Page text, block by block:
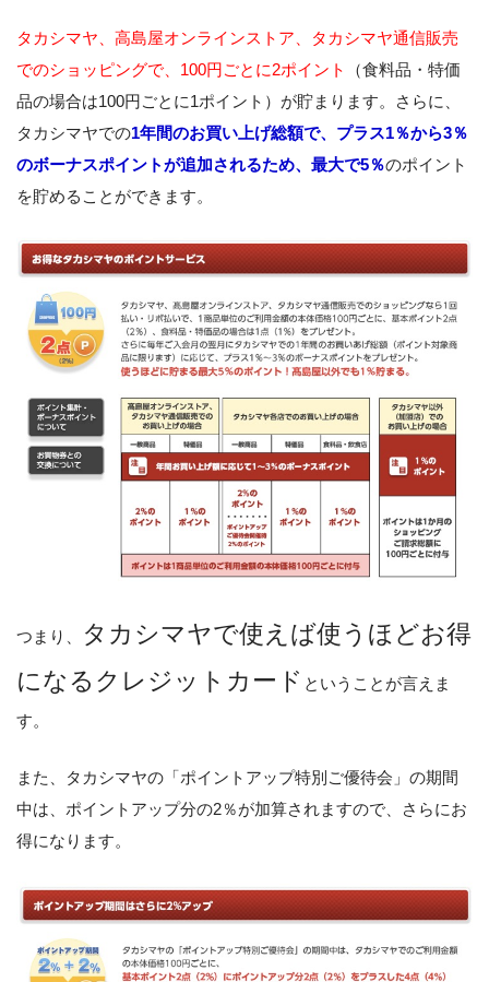
タカシマヤ、高島屋オンラインストア、タカシマヤ通信販売
でのショッピングで、100円ごとに2ポイント
（食料品・特価
品の場合は100円ごとに1ポイント）が貯まります。さらに、
タカシマヤでの1年間のお買い上げ総額で、プラス1％から3％
のボーナスポイントが追加されるため、最大で5％のポイント
を貯めることができます。
つまり、
タカシマヤで使えば使うほどお得
になるクレジットカード ということが言えま
す。
また、タカシマヤの「ポイントアップ特別ご優待会」の期間
中は、ポイントアップ分の2％が加算されますので、さらにお
得になります。